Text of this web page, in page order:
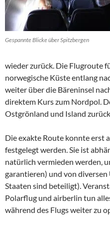
Gespannte Blicke über Spitzbergen
wieder zurück. Die Flugroute
norwegische Küste entlang
weiter über die Bäreninsel
direktem Kurs zum Nordpol.
Ostgrönland und Island
Die exakte Route konnte erst
festgelegt werden. Sie ist
natürlich vermieden werden,
garantieren) und von
Staaten sind beteiligt).
Polarflug und airberlin tun
während des Flugs weiter zu